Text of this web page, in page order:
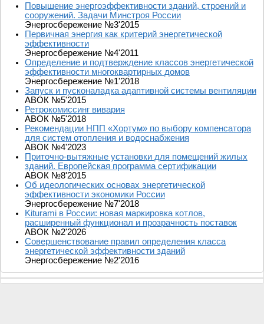
Повышение энергоэффективности зданий, строений и
сооружений. Задачи Минстроя России
Энергосбережение №3'2015
Первичная энергия как критерий энергетической
эффективности
Энергосбережение №4'2011
Определение и подтверждение классов энергетической
эффективности многоквартирных домов
Энергосбережение №1'2018
Запуск и пусконаладка адаптивной системы вентиляции
АВОК №5'2015
Ретрокомиссинг вивария
АВОК №5'2018
Рекомендации НПП «Хортум» по выбору компенсатора
для систем отопления и водоснабжения
АВОК №4'2023
Приточно-вытяжные установки для помещений жилых
зданий. Европейская программа сертификации
АВОК №8'2015
Об идеологических основах энергетической
эффективности экономики России
Энергосбережение №7'2018
Kiturami в России: новая маркировка котлов,
расширенный функционал и прозрачность поставок
АВОК №2'2026
Совершенствование правил определения класса
энергетической эффективности зданий
Энергосбережение №2'2016